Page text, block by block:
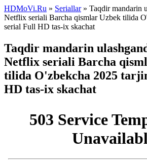
HDMoVi.Ru » Seriallar» Taqdir mandarin
Netflix seriali Barcha qismlar Uzbek tilida
serial Full HD tas-ix skachat
Taqdir mandarin
Netflix seriali Barcha
tilida O'zbekcha 2025
HD tas-ix skachat